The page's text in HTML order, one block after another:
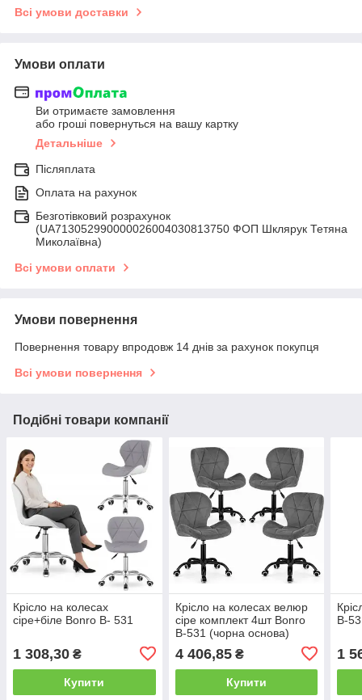
Всі умови доставки
Умови оплати
Ви отримаєте замовлення
або гроші повернуться на вашу картку
Детальніше
Післяплата
Оплата на рахунок
Безготівковий розрахунок
(UA713052990000026004030813750 ФОП Шклярук Тетяна
Миколаївна)
Всі умови оплати
Умови повернення
Повернення товару впродовж 14 днів за рахунок покупця
Всі умови повернення
Подібні товари компанії
Крісло на колесах
сіре+біле Bonro B- 531
1 308,30 ₴
Купити
Крісло на колесах велюр
сіре комплект 4шт Bonro
B-531 (чорна основа)
4 406,85₴
Купити
B-
1